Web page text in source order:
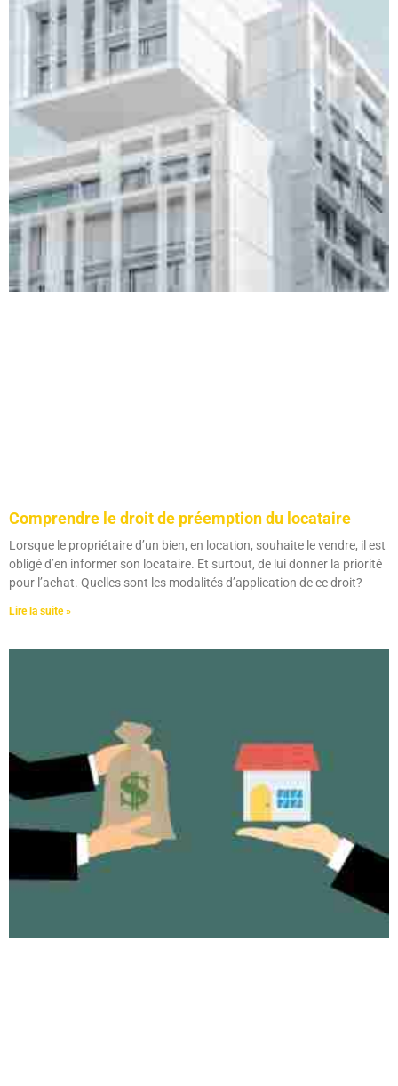
Comprendre le droit de préemption du locataire
Lorsque le propriétaire d’un bien, en location, souhaite le vendre, il est
obligé d’en informer son locataire. Et surtout, de lui donner la priorité
pour l’achat. Quelles sont les modalités d’application de ce droit?
Lire la suite »